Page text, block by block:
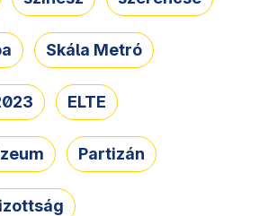
Skála Metró
ELTE
Partizán